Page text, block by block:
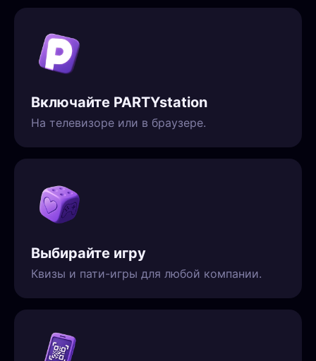
Включайте PARTYstation
На телевизоре или в браузере.
Выбирайте игру
Квизы и пати-игры для любой компании.